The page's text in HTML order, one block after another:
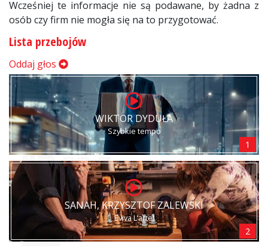
Wcześniej te informacje nie są podawane, by żadna z
osób czy firm nie mogła się na to przygotować.
Lista przebojów
Oddaj głos
WIKTOR DYDUŁA
Szybkie tempo
1
SANAH, KRZYSZTOF ZALEWSKI
Eviva L’arte!
2